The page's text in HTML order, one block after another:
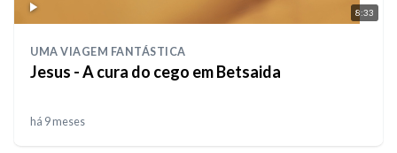
8:33
UMA VIAGEM FANTÁSTICA
Jesus - A cura do cego em Betsaida
há 9 meses